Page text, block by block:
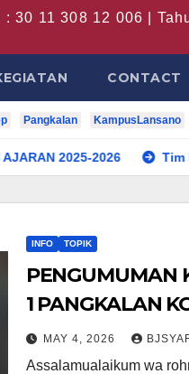
: 30 11 308 12 006 |
CONTACT
Pangkalan KampusLansano
2026 Tim Paskibraka
INFO TOPIK
PENGUMUMAN
1 PANGKALAN
AJARAN 2025-
MAY 4, 2026
Assalamualaikum wa